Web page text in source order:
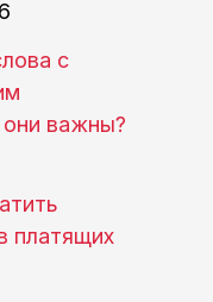
с
важны?
платящих